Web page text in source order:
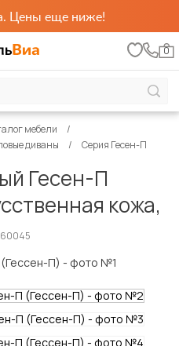
Цены еще ниже!
0
мебели
диваны Серия Гесен-П
Гесен-П
кожа,